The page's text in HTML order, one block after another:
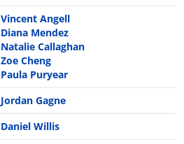
Vincent Angell
Diana Mendez
Natalie Callaghan
Zoe Cheng
Paula Puryear
Jordan Gagne
Daniel Willis